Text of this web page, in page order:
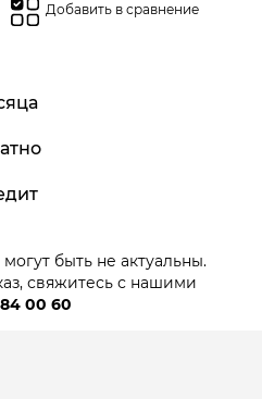
Добавить в сравнение
быть не актуальны.
свяжитесь с нашими
00 60